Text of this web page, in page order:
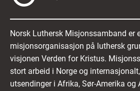
Norsk Luthersk Misjonssamband er
misjonsorganisasjon på luthersk
visjonen Verden for Kristus.
stort arbeid i Norge og
utsendinger i Afrika, Sør-Amerika og